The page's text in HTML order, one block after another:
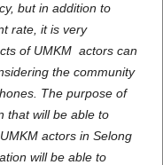
but in addition to
rate, it is very
of UMKM actors can
the community
The purpose of
that will be able to
actors in Selong
will be able to